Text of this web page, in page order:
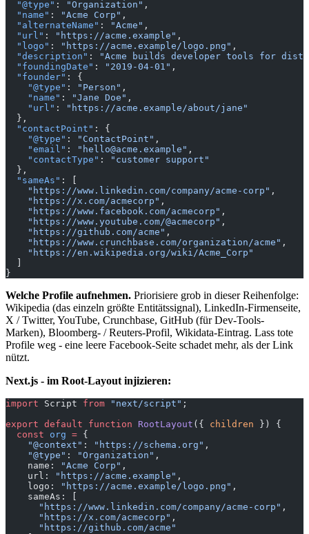
  "@type"
: "Organization" ,
  "name"
: "Acme Corp" ,
  "alternateName"
: "Acme" ,
  "url"
: "https://acme.example" ,
  "logo"
: "https://acme.example/logo.png" ,
  "description"
:
"Acme builds developer tools for
  "foundingDate"
: "2019-04-01" ,
  "founder"
: {
    "@type"
: "Person" ,
    "name"
: "Jane Doe" ,
    "url"
:
"https://acme.example/about/jane"
  },
  "contactPoint"
: {
    "@type"
: "ContactPoint" ,
    "email"
: "hello@acme.example" ,
    "contactType"
:
"customer support"
  },
  "sameAs"
: [
    "https://www.linkedin.com/company/acme-corp"
,
    "https://x.com/acmecorp"
,
    "https://www.facebook.com/acmecorp"
,
    "https://www.youtube.com/@acmecorp"
,
    "https://github.com/acme"
,
    "https://www.crunchbase.com/organization/acme"
,
    "https://en.wikipedia.org/wiki/Acme_Corp"
}
Welche Profile aufnehmen. Priorisiere grob in dieser Reihenfolge:
Wikipedia (das einzeln größte Entitätssignal), LinkedIn-Firmenseite,
X / Twitter, YouTube, Crunchbase, GitHub (für Dev-Tools-
Marken), Bloomberg- / Reuters-Profil, Wikidata-Eintrag. Lass tote
Profile weg - eine leere Facebook-Seite schadet mehr, als der Link
nützt.
Next.js - im Root-Layout injizieren:
import Script from "next/script" ;
export default function RootLayout ({ children }) {
  const
org = {
    "@context"
: "https://schema.org" ,
    "@type"
: "Organization" ,
    name:
"Acme Corp" ,
    url:
"https://acme.example" ,
    logo:
"https://acme.example/logo.png" ,
    sameAs: [
      "https://www.linkedin.com/company/acme-corp"
,
      "https://x.com/acmecorp"
,
      "https://github.com/acme"